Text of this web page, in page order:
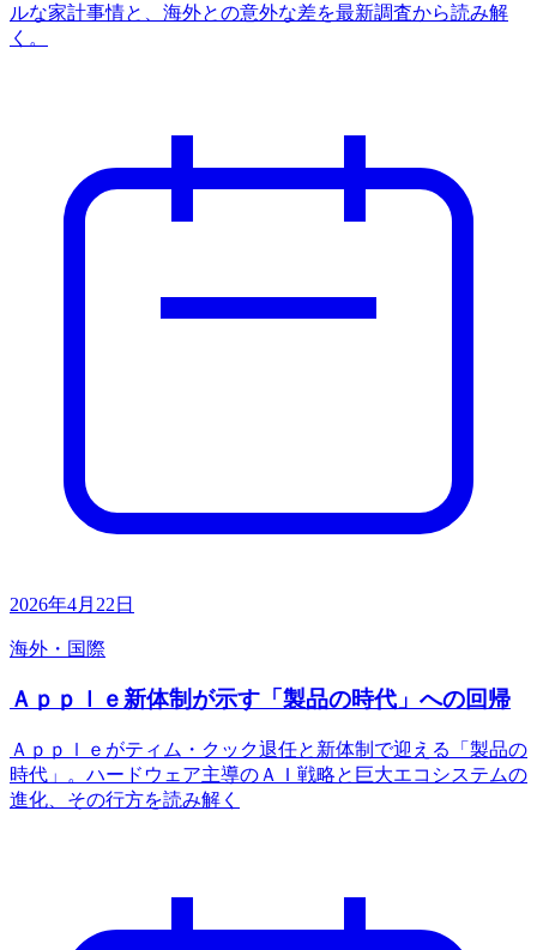
ルな家計事情と、海外との意外な差を最新調査から読み解
く。
2026年4月22日
海外・国際
Ａｐｐｌｅ新体制が示す「製品の時代」への回帰
Ａｐｐｌｅがティム・クック退任と新体制で迎える「製品の
時代」。ハードウェア主導のＡＩ戦略と巨大エコシステムの
進化、その行方を読み解く